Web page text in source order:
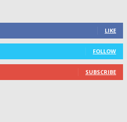
LIKE
FOLLOW
SUBSCRIBE